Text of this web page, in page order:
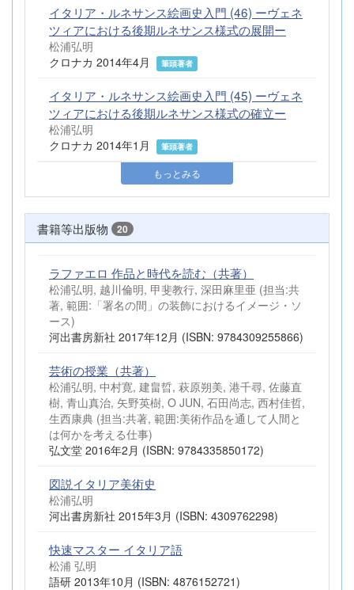
イタリア・ルネサンス絵画史入門 (46) ーヴェネ
ツィアにおける後期ルネサンス様式の展開ー
松浦弘明
クロナカ 2014年4月
筆頭著者
イタリア・ルネサンス絵画史入門 (45) ーヴェネ
ツィアにおける後期ルネサンス様式の確立ー
松浦弘明
クロナカ 2014年1月
筆頭著者
もっとみる
書籍等出版物 20
ラファエロ 作品と時代を読む（共著）
松浦弘明, 越川倫明, 甲斐教行, 深田麻里亜 (担当:共
著, 範囲:「署名の間」の装飾におけるイメージ・ソ
ース)
河出書房新社 2017年12月 (ISBN: 9784309255866)
芸術の授業（共著）
松浦弘明, 中村寛, 建畠晢, 萩原朔美, 港千尋, 佐藤直
樹, 青山真治, 矢野英樹, O JUN, 石田尚志, 西村佳哲,
生西康典 (担当:共著, 範囲:美術作品を通して人間と
は何かを考える仕事)
弘文堂 2016年2月 (ISBN: 9784335850172)
図説イタリア美術史
松浦弘明
河出書房新社 2015年3月 (ISBN: 4309762298)
快速マスター イタリア語
松浦 弘明
語研 2013年10月 (ISBN: 4876152721)